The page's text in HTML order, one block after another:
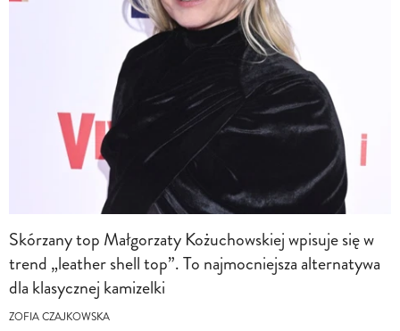
Skórzany top Małgorzaty Kożuchowskiej wpisuje się w
trend „leather shell top”. To najmocniejsza alternatywa
dla klasycznej kamizelki
ZOFIA CZAJKOWSKA